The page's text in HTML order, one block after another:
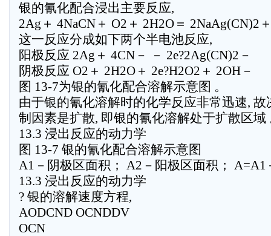
银的氰化配合浸出主要反应,
2Ag＋ 4NaCN＋ O2＋ 2H2O＝ 2NaAg(CN)2
这一反应分成如下两个半电池反应,
阳极反应 2Ag＋ 4CN－ － 2e?2Ag(CN)2－
阴极反应 O2＋ 2H2O＋ 2e?H2O2＋ 2OH－
图 13-7为银的氰化配合溶解示意图 。
由于银的氰化溶解时的化学反应非常迅速,
制因素是扩散, 即银的氰化溶解处于扩散区域
13.3 浸出反应的动力学
图 13-7 银的氰化配合溶解示意图
A1－阴极区面积； A2－阳极区面积； A=A1
13.3 浸出反应的动力学
? 银的溶解速度方程,
AODCND OCNDDV
OCN